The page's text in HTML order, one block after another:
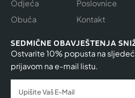
Odjeća
Obuća
Poslovnice
Kontakt
SEDMIČNE OBAVJEŠTENJA
Ostvarite 10% popusta na
prijavom na e-mail listu.